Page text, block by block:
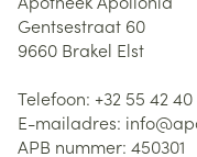
Gentsestraat 60
9660 Brakel Elst
Telefoon: +32 55 42 40
E-mailadres: info@
APB nummer: 450301